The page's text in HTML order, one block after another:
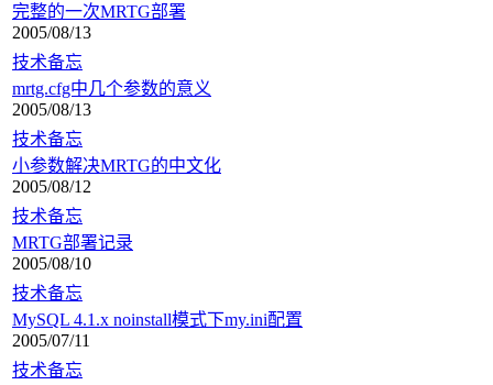
完整的一次MRTG部署
2005/08/13
技术备忘
mrtg.cfg中几个参数的意义
2005/08/13
技术备忘
小参数解决MRTG的中文化
2005/08/12
技术备忘
MRTG部署记录
2005/08/10
技术备忘
MySQL 4.1.x noinstall模式下my.ini配置
2005/07/11
技术备忘